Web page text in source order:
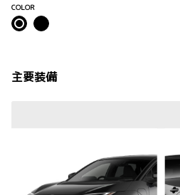
COLOR
主要装備